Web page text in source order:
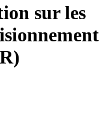
sur les